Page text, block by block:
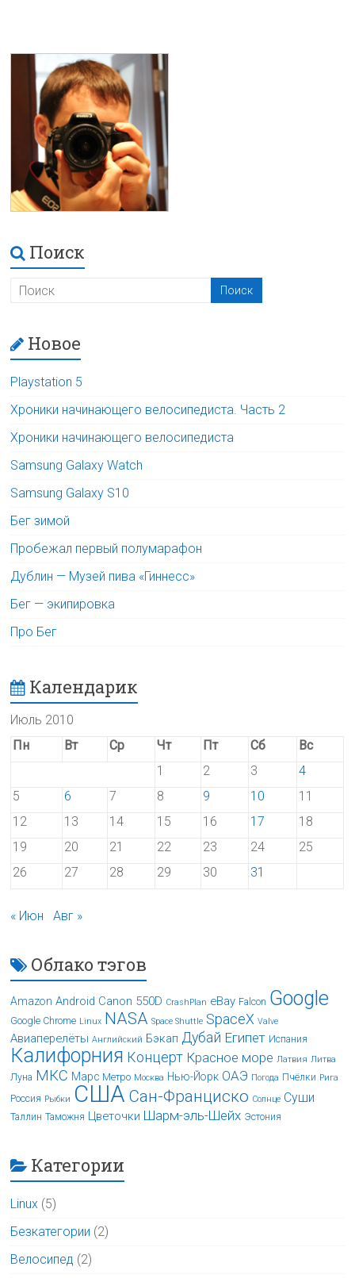
Поиск
Новое
Playstation 5
Хроники начинающего велосипедиста. Часть 2
Хроники начинающего велосипедиста
Samsung Galaxy Watch
Samsung Galaxy S10
Бег зимой
Пробежал первый полумарафон
Дублин — Музей пива «Гиннесс»
Бег — экипировка
Про Бег
Календарик
Июль 2010
Пн
Вт Ср Чт Пт Сб
Вс
1
2 3
4
5
6 7 8 9 10
11
12
13 14 15 16 17
18
19
20 21 22 23 24
25
26
27 28 29 30 31
« Июн Авг »
Облако тэгов
Amazon Android Canon 550D CrashPlan eBay Falcon Google
Google Chrome Linux NASA Space Shuttle SpaceX Valve
Авиаперелёты Английский Бэкап Дубай Египет Испания
Калифорния Концерт Красное море Латвия Литва
Луна МКС Марс Метро Москва Нью-Йорк ОАЭ Погода Пчёлки Рига
Россия Рыбки США Сан-Франциско Солнце Суши
Таллин Таможня Цветочки Шарм-эль-Шейх Эстония
Категории
Linux (5)
Безкатегории (2)
Велосипед (2)